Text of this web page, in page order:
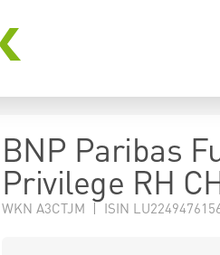
BNP Paribas
Privilege RH
WKN A3CTJM | ISIN